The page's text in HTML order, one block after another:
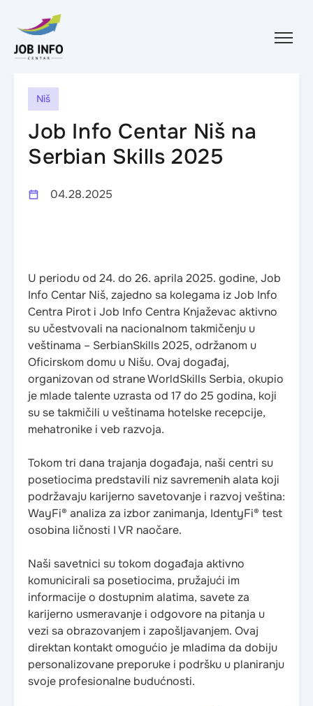
Skip to content
Niš
Job Info Centar Niš na
Serbian Skills 2025
04.28.2025
U periodu od 24. do 26. aprila 2025. godine, Job
Info Centar Niš, zajedno sa kolegama iz Job Info
Centra Pirot i Job Info Centra Knjaževac aktivno
su učestvovali na nacionalnom takmičenju u
veštinama – SerbianSkills 2025, održanom u
Oficirskom domu u Nišu. Ovaj događaj,
organizovan od strane WorldSkills Serbia, okupio
je mlade talente uzrasta od 17 do 25 godina, koji
su se takmičili u veštinama hotelske recepcije,
mehatronike i veb razvoja.​
Tokom tri dana trajanja događaja, naši centri su
posetiocima predstavili niz savremenih alata koji
podržavaju karijerno savetovanje i razvoj veština:​
WayFi® analiza za izbor zanimanja, IdentyFi® test
osobina ličnosti I VR naočare.
Naši savetnici su tokom događaja aktivno
komunicirali sa posetiocima, pružajući im
informacije o dostupnim alatima, savete za
karijerno usmeravanje i odgovore na pitanja u
vezi sa obrazovanjem i zapošljavanjem. Ovaj
direktan kontakt omogućio je mladima da dobiju
personalizovane preporuke i podršku u planiranju
svoje profesionalne budućnosti.​